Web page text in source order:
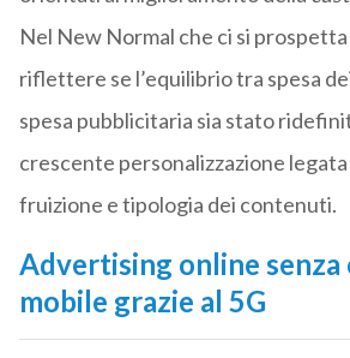
Nel New Normal che ci si
riflettere se l’equilibrio tra spesa
spesa pubblicitaria sia stato
crescente personalizzazione
fruizione e tipologia dei contenuti.
Advertising online senza
mobile grazie al 5G